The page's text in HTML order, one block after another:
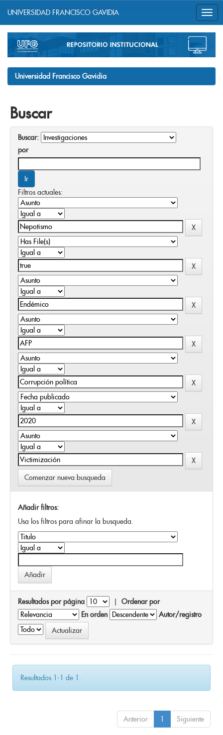
navigation
UNIVERSIDAD FRANCISCO GAVIDIA
Universidad Francisco Gavidia
Buscar
Buscar:
por
Filtros actuales:
Comenzar nueva busqueda
Añadir filtros:
Usa los filtros para afinar la busqueda.
Resultados por página | Ordenar por
En orden
Autor/registro
Resultados 1-1 de 1.
Anterior 1 Siguiente